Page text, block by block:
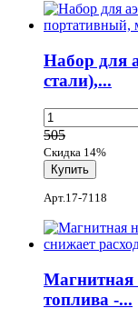
Набор для
стали),...
505
Скидка 14%
Арт.17-7118
Магнитная
топлива -...